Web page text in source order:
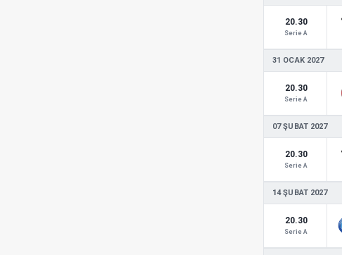
20.30
Serie A
31 OCAK 2027
20.30
Serie A
07 ŞUBAT 2027
20.30
Serie A
14 ŞUBAT 2027
20.30
Serie A